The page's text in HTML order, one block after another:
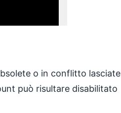
o in conflitto lasciate
può risultare disabilitato